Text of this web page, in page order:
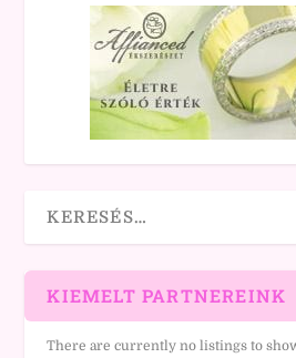
KIEMELT PARTNEREINK
There are currently no listings to